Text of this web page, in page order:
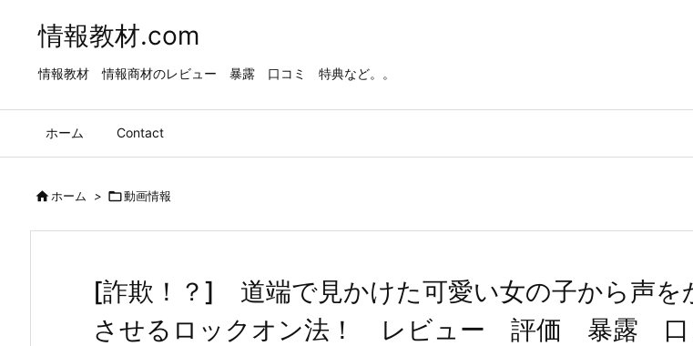
情報教材.com
情報教材 情報商材のレビュー 暴露 口コミ 特典など。。
ホーム Contact
ホーム > 動画情報
[詐欺！？] 道端で見かけた可愛い女の子から声を
させるロックオン法！ レビュー 評価 暴露 口